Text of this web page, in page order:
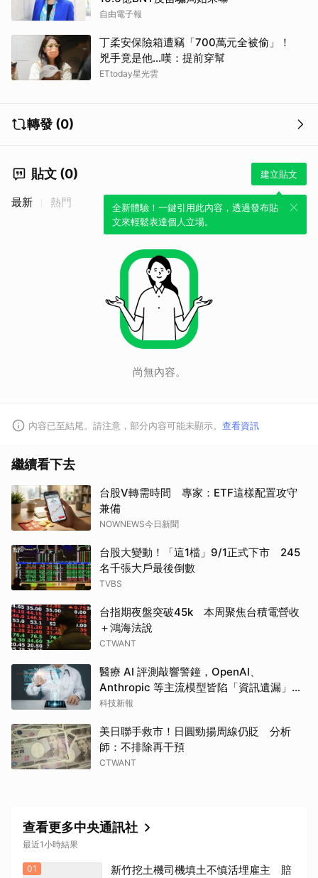
自由電子報
丁柔安保險箱遭竊「700萬元全被偷」！
兇手竟是他...嘆：提前穿幫
ETtoday星光雲
轉發 (0)
貼文 (0) 建立貼文
全新體驗！一鍵引用此內容，透過發布貼
文來輕鬆表達個人立場。
最新 熱門
尚無內容。
內容已至結尾。請注意，部分內容可能未顯示。 查看資訊
繼續看下去
台股V轉需時間 專家：ETF這樣配置攻守
兼備
NOWNEWS今日新聞
台股大變動！「這1檔」9/1正式下市 245
名千張大戶最後倒數
TVBS
台指期夜盤突破45k 本周聚焦台積電營收
＋鴻海法說
CTWANT
醫療 AI 評測敲響警鐘，OpenAI、
Anthropic 等主流模型皆陷「資訊遺漏」盲
點
科技新報
美日聯手救市！日圓勁揚周線仍貶 分析
師：不排除再干預
CTWANT
查看更多中央通訊社
最近1小時結果
01
新竹挖土機司機填土不慎活埋雇主 賠